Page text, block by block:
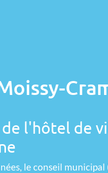
l'hôtel de
le conseil